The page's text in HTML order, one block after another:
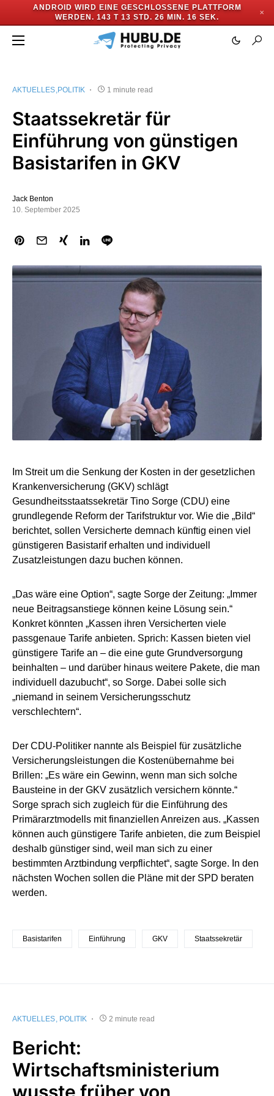
ANDROID WIRD EINE GESCHLOSSENE PLATTFORM
WERDEN. 143 T 13 STD. 26 MIN. 16 SEK.
✕
AKTUELLES POLITIK 1 minute read
Staatssekretär für
Einführung von günstigen
Basistarifen in GKV
Jack Benton
10. September 2025
Im Streit um die Senkung der Kosten in der gesetzlichen
Krankenversicherung (GKV) schlägt
Gesundheitsstaatssekretär Tino Sorge (CDU) eine
grundlegende Reform der Tarifstruktur vor. Wie die „Bild“
berichtet, sollen Versicherte demnach künftig einen viel
günstigeren Basistarif erhalten und individuell
Zusatzleistungen dazu buchen können.
„Das wäre eine Option“, sagte Sorge der Zeitung: „Immer
neue Beitragsanstiege können keine Lösung sein.“
Konkret könnten „Kassen ihren Versicherten viele
passgenaue Tarife anbieten. Sprich: Kassen bieten viel
günstigere Tarife an – die eine gute Grundversorgung
beinhalten – und darüber hinaus weitere Pakete, die man
individuell dazubucht“, so Sorge. Dabei solle sich
„niemand in seinem Versicherungsschutz
verschlechtern“.
Der CDU-Politiker nannte als Beispiel für zusätzliche
Versicherungsleistungen die Kostenübernahme bei
Brillen: „Es wäre ein Gewinn, wenn man sich solche
Bausteine in der GKV zusätzlich versichern könnte.“
Sorge sprach sich zugleich für die Einführung des
Primärarztmodells mit finanziellen Anreizen aus. „Kassen
können auch günstigere Tarife anbieten, die zum Beispiel
deshalb günstiger sind, weil man sich zu einer
bestimmten Arztbindung verpflichtet“, sagte Sorge. In den
nächsten Wochen sollen die Pläne mit der SPD beraten
werden.
Basistarifen Einführung GKV Staatssekretär
AKTUELLES POLITIK 2 minute read
Bericht:
Wirtschaftsministerium
wusste früher von